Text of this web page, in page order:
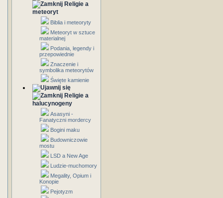
Religie a
meteoryt
Biblia i meteoryty
Meteoryt w sztuce
materialnej
Podania, legendy i
przepowiednie
Znaczenie i
symbolika meteorytów
Święte kamienie
Religie a
halucynogeny
Asasyni -
Fanatyczni mordercy
Bogini maku
Budowniczowie
mostu
LSD a New Age
Ludzie-muchomory
Megality, Opium i
Konopie
Pejotyzm